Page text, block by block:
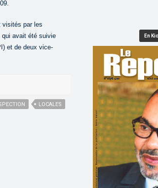
visités par les
qui avait été suivie
et de deux vice-
LOCALES
En